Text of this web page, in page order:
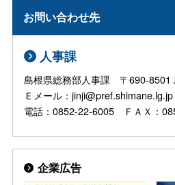
お問い合わせ先
人事課
島根県総務部人事課 〒690-8501
Ｅメール：jinji@pref.shimane.lg.jp
電話：0852-22-6005 ＦＡＸ：
企業広告